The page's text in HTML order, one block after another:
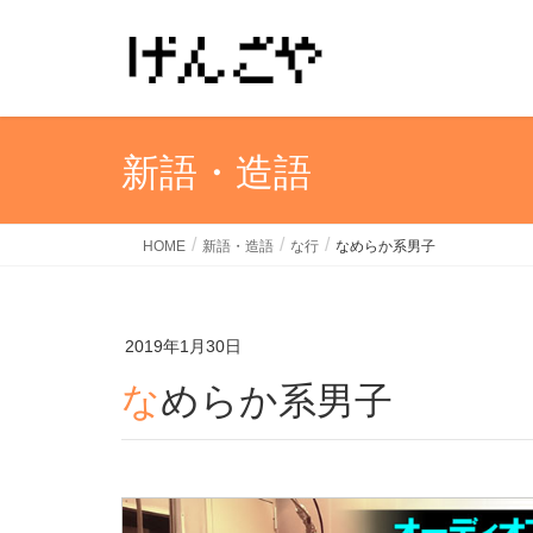
新語・造語
HOME 新語・造語 な行 なめらか系男子
2019年1月30日
なめらか系男子